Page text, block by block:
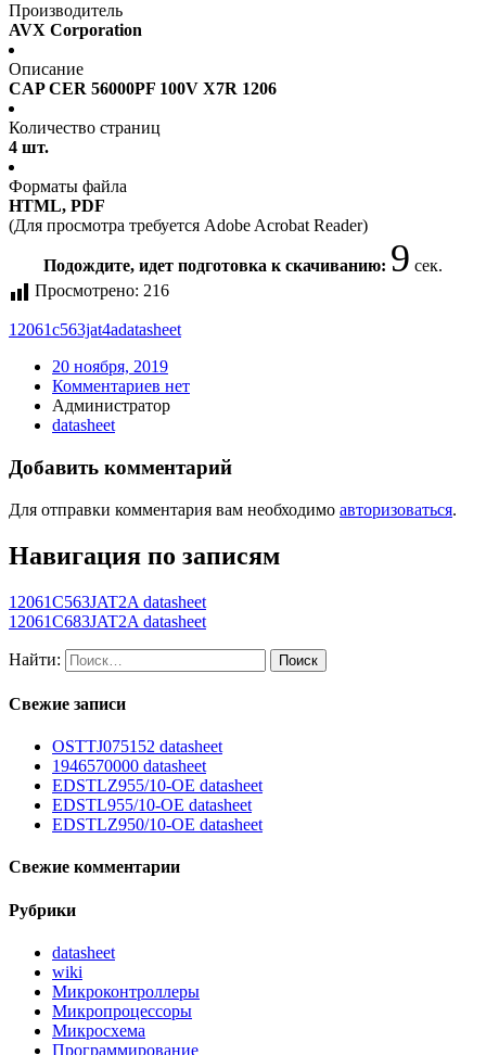
Производитель
AVX Corporation
Описание
CAP CER 56000PF 100V X7R 1206
Количество страниц
4 шт.
Форматы файла
HTML, PDF
(Для просмотра требуется Adobe Acrobat Reader)
Подождите, идет подготовка к скачиванию: 9 сек.
Просмотрено: 216
12061c563jat4adatasheet
20 ноября, 2019
Комментариев нет
Администратор
datasheet
Добавить комментарий
Для отправки комментария вам необходимо авторизоваться.
Навигация по записям
12061C563JAT2A datasheet
12061C683JAT2A datasheet
Найти:
Свежие записи
OSTTJ075152 datasheet
1946570000 datasheet
EDSTLZ955/10-OE datasheet
EDSTL955/10-OE datasheet
EDSTLZ950/10-OE datasheet
Свежие комментарии
Рубрики
datasheet
wiki
Микроконтроллеры
Микропроцессоры
Микросхема
Программирование